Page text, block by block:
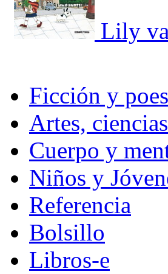
Lily
Ficción y
Artes,
Cuerpo y
Niños y
Referencia
Bolsillo
Libros-e